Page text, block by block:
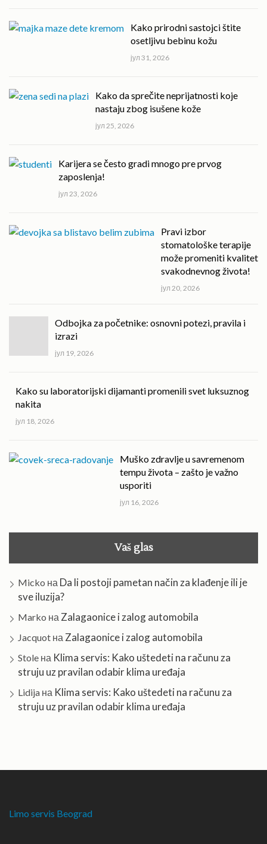
Kako prirodni sastojci štite
osetljivu bebinu kožu
јул 31, 2026
Kako da sprečite neprijatnosti koje
nastaju zbog isušene kože
јул 25, 2026
Karijera se često gradi mnogo pre prvog
zaposlenja!
јул 23, 2026
Pravi izbor
stomatološke terapije
može promeniti kvalitet
svakodnevnog života!
јул 20, 2026
Odbojka za početnike: osnovni potezi, pravila i
izrazi
јул 19, 2026
Kako su laboratorijski dijamanti promenili svet luksuznog
nakita
јул 18, 2026
Muško zdravlje u savremenom
tempu života – zašto je važno
usporiti
јул 16, 2026
Vaš glas
Micko на Da li postoji pametan način za klađenje ili je
sve iluzija?
Marko на Zalagaonice i zalog automobila
Jacquot на Zalagaonice i zalog automobila
Stole на Klima servis: Kako uštedeti na računu za
struju uz pravilan odabir klima uređaja
Lidija на Klima servis: Kako uštedeti na računu za
struju uz pravilan odabir klima uređaja
Limo servis Beograd